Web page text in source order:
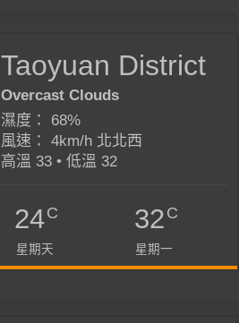
Taoyuan District
Overcast Clouds
濕度： 68%
風速： 4km/h 北北西
高溫 33 • 低溫 32
24C
星期天
32C
星期一